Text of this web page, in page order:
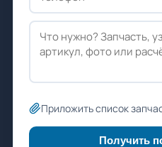
Приложить список
Получить